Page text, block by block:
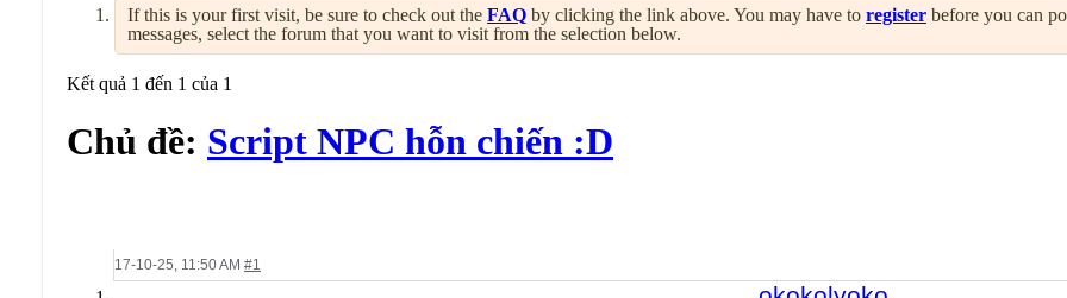
If this is your first visit, be sure to check out the FAQ by clicking the link above. You may have to register before you can
messages, select the forum that you want to visit from the selection below.
Kết quả 1 đến 1 của 1
Chủ đề: Script NPC hỗn chiến :D
17-10-25, 11:50 AM #1